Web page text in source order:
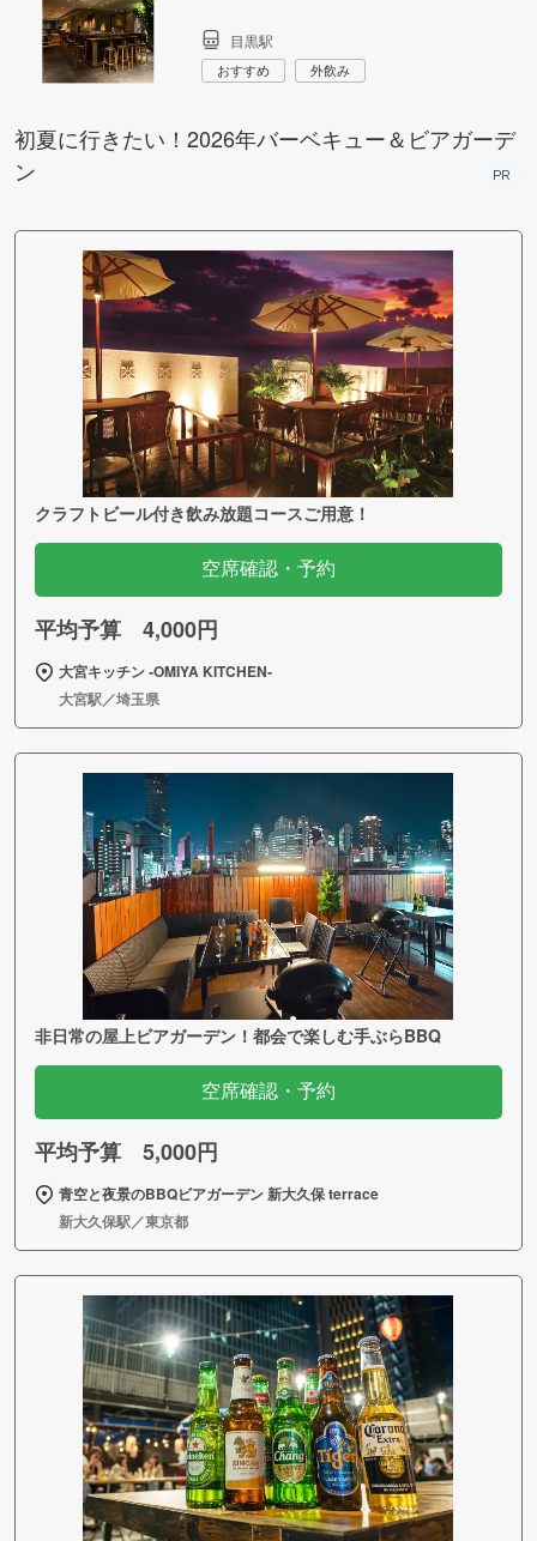
目黒駅
おすすめ 外飲み
初夏に行きたい！2026年バーベキュー＆ビアガーデ
ン
PR
クラフトビール付き飲み放題コースご用意！
空席確認・予約
平均予算 4,000円
大宮キッチン ‐OMIYA KITCHEN‐
大宮駅／埼玉県
非日常の屋上ビアガーデン！都会で楽しむ手ぶらBBQ
空席確認・予約
平均予算 5,000円
青空と夜景のBBQビアガーデン 新大久保 terrace
新大久保駅／東京都